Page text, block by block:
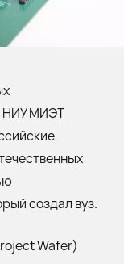
НИУ МИЭТ
создал вуз.
Wafer)